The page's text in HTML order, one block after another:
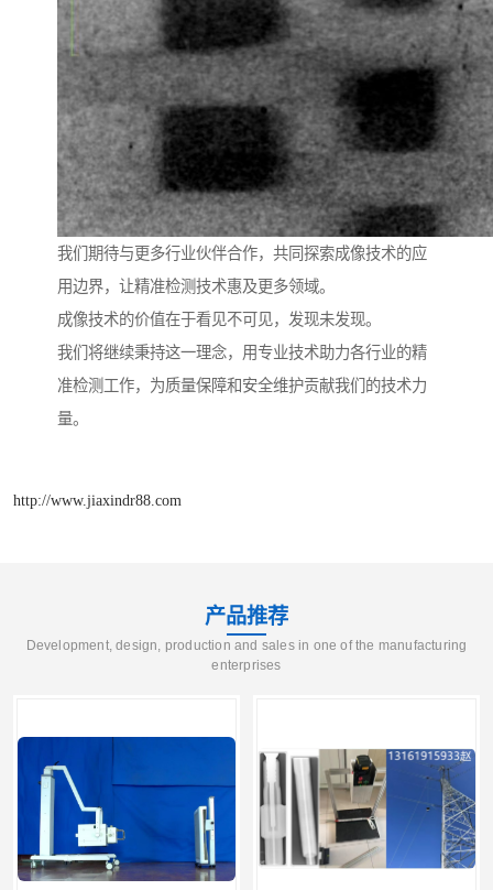
我们期待与更多行业伙伴合作，共同探索成像技术的应
用边界，让精准检测技术惠及更多领域。
成像技术的价值在于看见不可见，发现未发现。
我们将继续秉持这一理念，用专业技术助力各行业的精
准检测工作，为质量保障和安全维护贡献我们的技术力
量。
http://www.jiaxindr88.com
产品推荐
Development, design, production and sales in one of the manufacturing
enterprises